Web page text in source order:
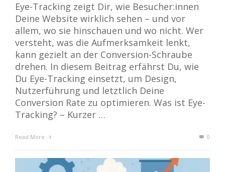
Eye-Tracking zeigt Dir, wie Besucher:innen
Deine Website wirklich sehen – und vor
allem, wo sie hinschauen und wo nicht. Wer
versteht, was die Aufmerksamkeit lenkt,
kann gezielt an der Conversion-Schraube
drehen. In diesem Beitrag erfährst Du, wie
Du Eye-Tracking einsetzt, um Design,
Nutzerführung und letztlich Deine
Conversion Rate zu optimieren. Was ist Eye-
Tracking? – Kurzer …
Read More 0